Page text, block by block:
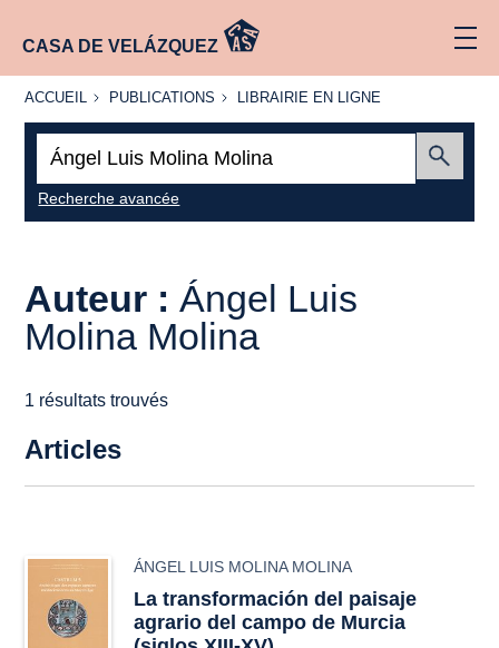
CASA DE VELÁZQUEZ
ACCUEIL
ACCUEIL PUBLICATIONS
PUBLICATIONS
LIBRAIRIE
LIBRAIRIE EN LIGNE
Recherche avancée
Auteur : Ángel Luis
Molina Molina
1 résultats trouvés
Articles
ÁNGEL LUIS MOLINA MOLINA
La transformación del paisaje
agrario del campo de Murcia